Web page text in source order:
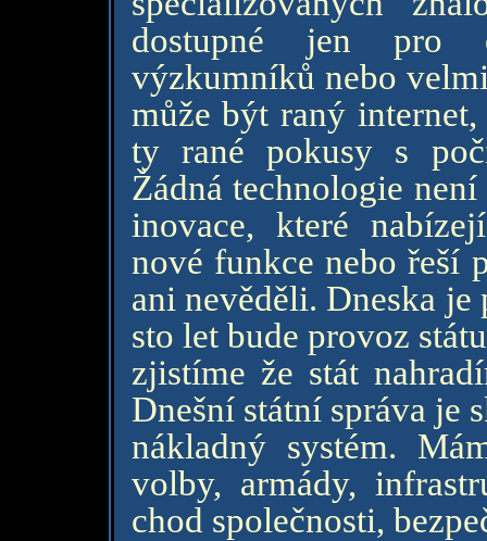
dostupné jen pro
výzkumníků nebo
může být raný
ty rané pokusy s
Žádná technologie
inovace, které
nové funkce nebo řeší
ani nevěděli. Dneska
sto let bude provoz
zjistíme že stát
Dnešní státní správa je
nákladný systém.
volby, armády,
chod společnosti,